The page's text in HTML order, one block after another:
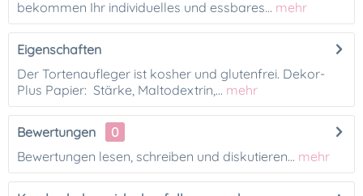
bekommen Ihr individuelles und essbares... mehr
Eigenschaften
Der Tortenaufleger ist kosher und glutenfrei. Dekor-
Plus Papier: Stärke, Maltodextrin,... mehr
Bewertungen
0
Bewertungen lesen, schreiben und diskutieren... mehr